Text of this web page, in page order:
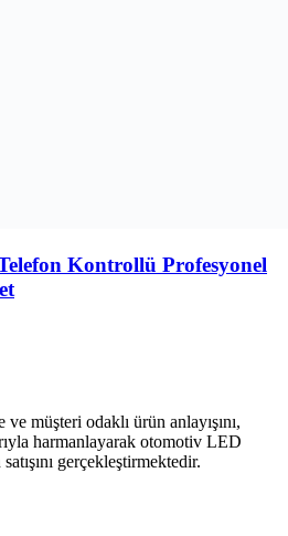
Kontrollü Profesyonel
müşteri odaklı ürün anlayışını,
harmanlayarak otomotiv LED
gerçekleştirmektedir.